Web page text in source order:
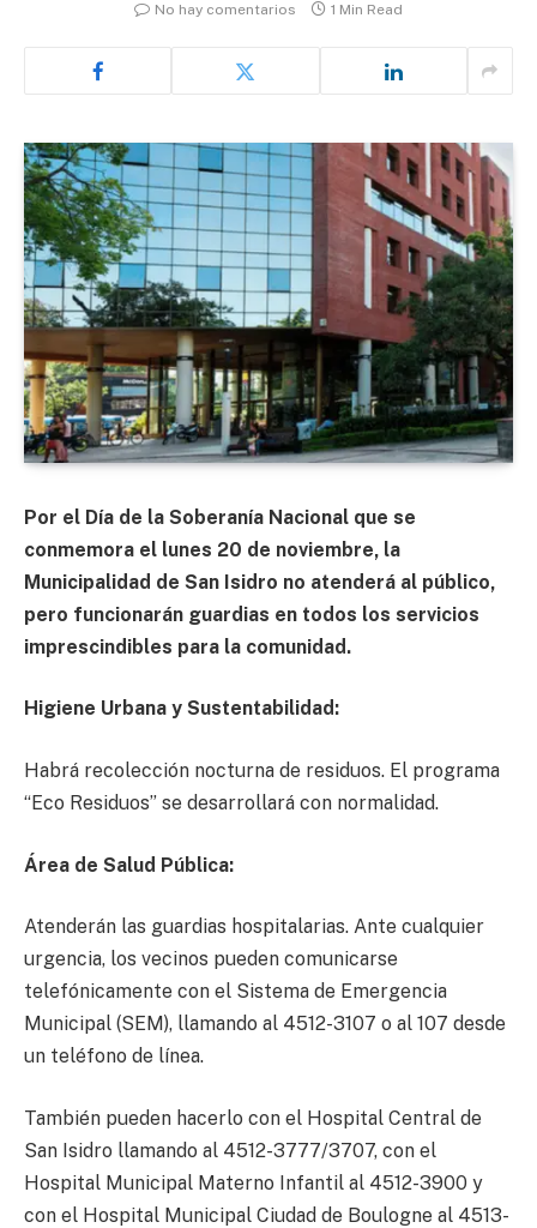
No hay comentarios
1 Min Read
Por el Día de la Soberanía Nacional que se
conmemora el lunes 20 de noviembre, la
Municipalidad de San Isidro no atenderá al público,
pero funcionarán guardias en todos los servicios
imprescindibles para la comunidad.
Higiene Urbana y Sustentabilidad:
Habrá recolección nocturna de residuos. El programa
“Eco Residuos” se desarrollará con normalidad.
Área de Salud Pública:
Atenderán las guardias hospitalarias. Ante cualquier
urgencia, los vecinos pueden comunicarse
telefónicamente con el Sistema de Emergencia
Municipal (SEM), llamando al 4512-3107 o al 107 desde
un teléfono de línea.
También pueden hacerlo con el Hospital Central de
San Isidro llamando al 4512-3777/3707, con el
Hospital Municipal Materno Infantil al 4512-3900 y
con el Hospital Municipal Ciudad de Boulogne al 4513-